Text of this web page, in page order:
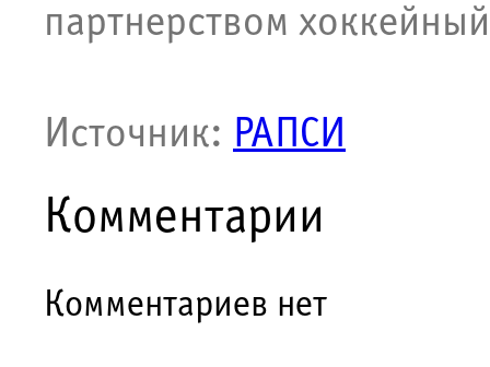
партнерством
Источник: РАПСИ
Комментарии
Комментариев нет